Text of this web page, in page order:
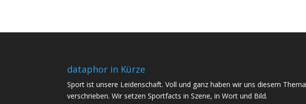
dataphor in Kürze
Sport ist unsere Leidenschaft. Voll und ganz haben wir uns diesem Thema
verschrieben. Wir setzen Sportfacts in Szene, in Wort und Bild.